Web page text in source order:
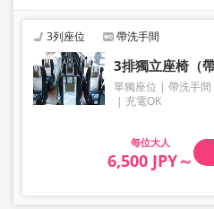
JAM JAM EXPRESS 營運的巴
寸，三邊總長不超過 160 公分
限定一件。超過此尺寸的行李不
中，因此敬請提前自行委託業者
請注意，如果您攜帶的行李超出
需支付取消費用。
我們不接受樂器、自行車、滑雪
3列座位 帶洗手間
3排獨立座椅（
單獨座位 帶洗手間
充電OK
大人
6,500 JPY～